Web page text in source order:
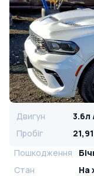
Двигун 3.6л
Пробіг
Пошкодження
Стан
На